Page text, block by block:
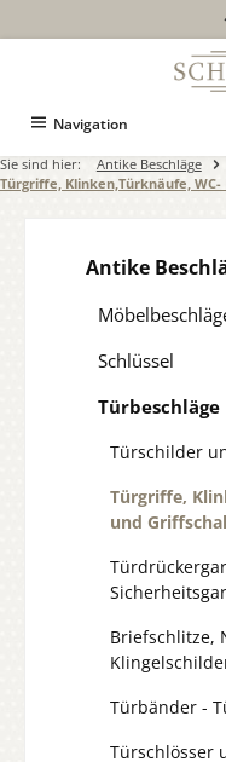
Navigation
Sie sind hier: Antike Beschläge
Türgriffe, Klinken,Türknäufe,
Antike
Schlüssel
Türbeschläge
Türschilder
Türgriffe,
und
Briefschlitze,
Türbänder -
Türschlösser